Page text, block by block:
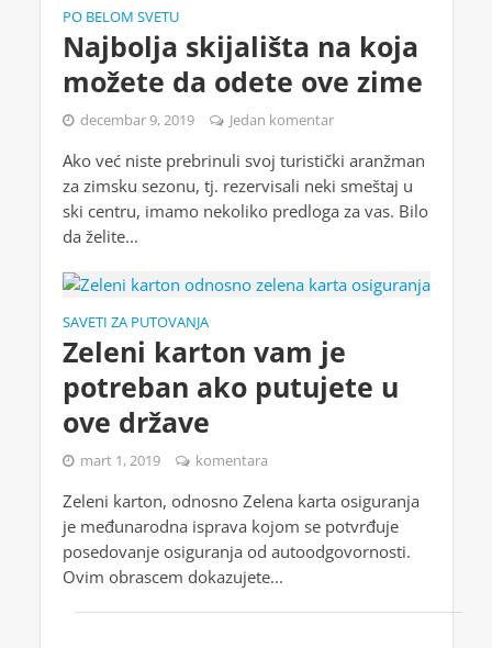
PO BELOM SVETU
Najbolja skijališta na koja
možete da odete ove zime
decembar 9, 2019 Jedan komentar
Ako već niste prebrinuli svoj turistički aranžman
za zimsku sezonu, tj. rezervisali neki smeštaj u
ski centru, imamo nekoliko predloga za vas. Bilo
da želite...
SAVETI ZA PUTOVANJA
Zeleni karton vam je
potreban ako putujete u
ove države
mart 1, 2019 komentara
Zeleni karton, odnosno Zelena karta osiguranja
je međunarodna isprava kojom se potvrđuje
posedovanje osiguranja od autoodgovornosti.
Ovim obrascem dokazujete...